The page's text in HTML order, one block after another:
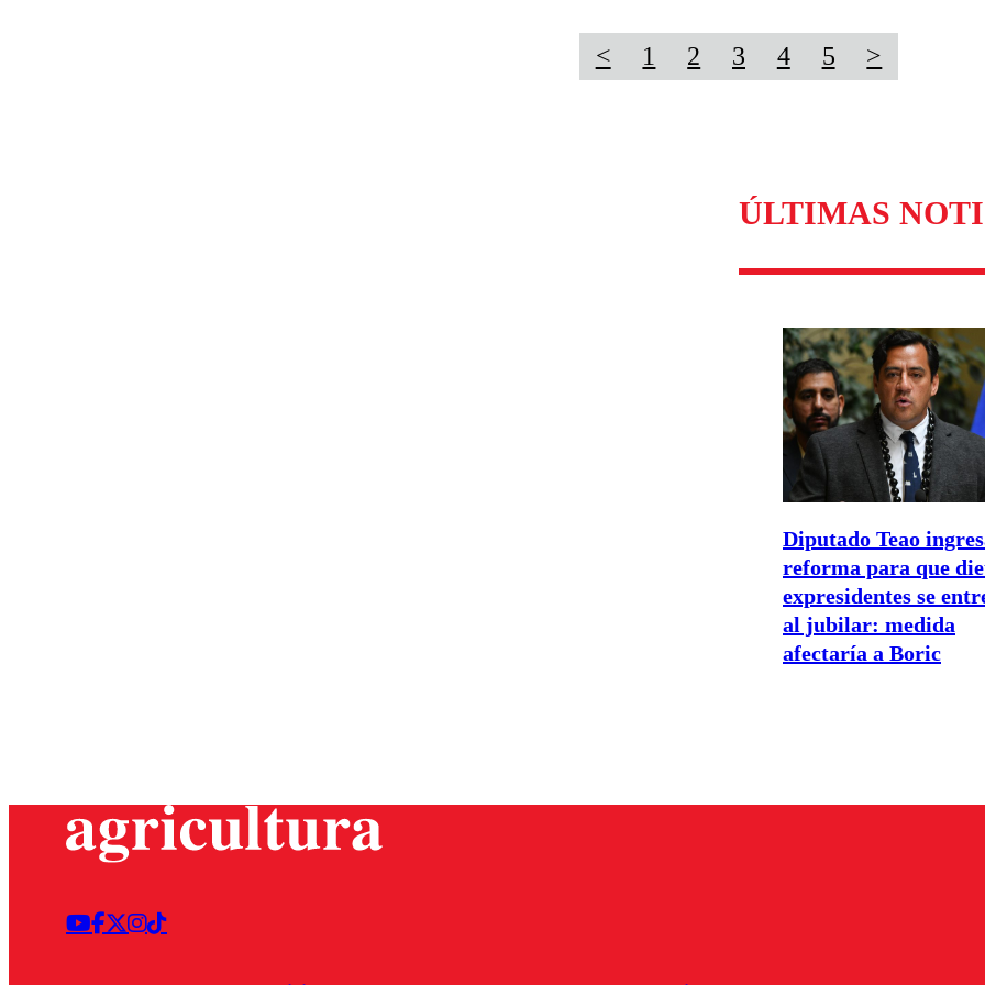
< 1 2 3 4 5 >
ÚLTIMAS
Diputado Teao
reforma para que
expresidentes se
al jubilar: medida
afectaría a Boric